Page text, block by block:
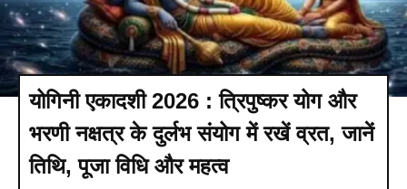
योगिनी एकादशी 2026 : त्रिपुष्कर योग और
भरणी नक्षत्र के दुर्लभ संयोग में रखें व्रत, जानें
तिथि, पूजा विधि और महत्व